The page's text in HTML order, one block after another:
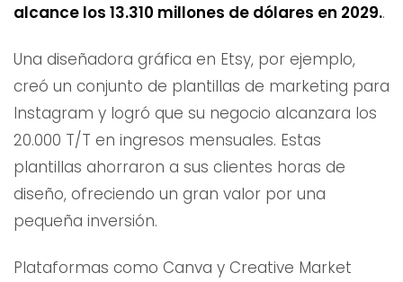
alcance los 13.310 millones de dólares en 2029..
Una diseñadora gráfica en Etsy, por ejemplo,
creó un conjunto de plantillas de marketing para
Instagram y logró que su negocio alcanzara los
20.000 T/T en ingresos mensuales. Estas
plantillas ahorraron a sus clientes horas de
diseño, ofreciendo un gran valor por una
pequeña inversión.
Plataformas como Canva y Creative Market